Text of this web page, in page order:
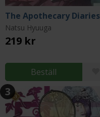
Natsu Hyuuga
219 kr
Beställ
3